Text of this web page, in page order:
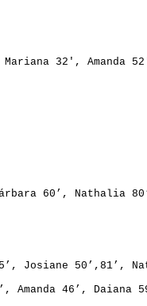
32', Amanda
60’ , Nathalia
Josiane 50’ ,81’,
, Amanda 46’ , Daiana